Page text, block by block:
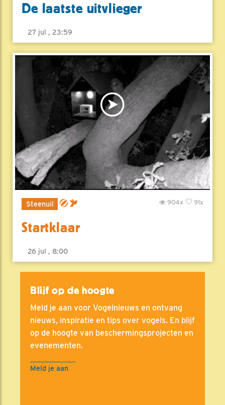
De laatste uitvlieger
27 jul , 23:59
Steenuil 91x
904x
Startklaar
26 jul , 8:00
Blijf op de hoogte
Meld je aan voor Vogelnieuws en ontvang
nieuws, inspiratie en tips over vogels. En blijf
op de hoogte van beschermingsprojecten en
evenementen.
Meld je aan